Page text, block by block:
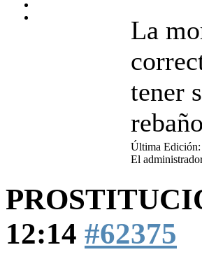
La
tener
Última
El
12:14 #62375